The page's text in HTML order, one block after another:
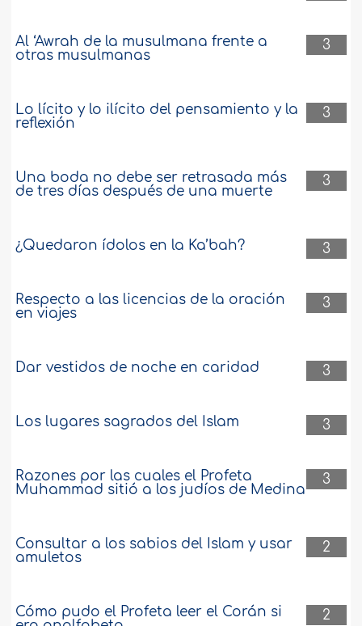
3
Al ‘Awrah de la musulmana frente a
otras musulmanas
3
Lo lícito y lo ilícito del pensamiento y la
reflexión
3
Una boda no debe ser retrasada más
de tres días después de una muerte
3
¿Quedaron ídolos en la Ka’bah?
3
Respecto a las licencias de la oración
en viajes
3
Dar vestidos de noche en caridad
3
Los lugares sagrados del Islam
3
Razones por las cuales el Profeta
Muhammad sitió a los judíos de Medina
2
Consultar a los sabios del Islam y usar
amuletos
2
Cómo pudo el Profeta leer el Corán si